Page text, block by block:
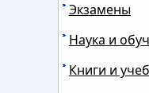
Экзамены
Наука и
Книги и